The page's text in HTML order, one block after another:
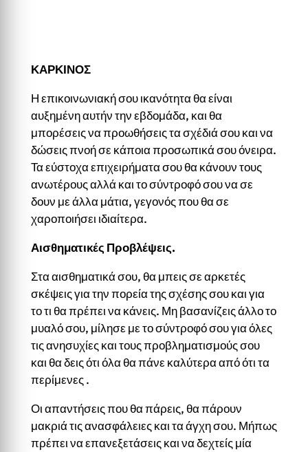
ΚΑΡΚΙΝΟΣ
Η επικοινωνιακή σου ικανότητα θα είναι
αυξημένη αυτήν την εβδομάδα, και θα
μπορέσεις να προωθήσεις τα σχέδιά σου και να
δώσεις πνοή σε κάποια προσωπικά σου όνειρα.
Τα εύστοχα επιχειρήματα σου θα κάνουν τους
ανωτέρους αλλά και το σύντροφό σου να σε
δουν με άλλα μάτια, γεγονός που θα σε
χαροποιήσει ιδιαίτερα.
Αισθηματικές Προβλέψεις.
Στα αισθηματικά σου, θα μπεις σε αρκετές
σκέψεις για την πορεία της σχέσης σου και για
το τι θα πρέπει να κάνεις. Μη βασανίζεις άλλο το
μυαλό σου, μίλησε με το σύντροφό σου για όλες
τις ανησυχίες και τους προβληματισμούς σου
και θα δεις ότι όλα θα πάνε καλύτερα από ότι τα
περίμενες .
Οι απαντήσεις που θα πάρεις, θα πάρουν
μακριά τις ανασφάλειες και τα άγχη σου. Μήπως
πρέπει να επανεξετάσεις και να δεχτείς μία